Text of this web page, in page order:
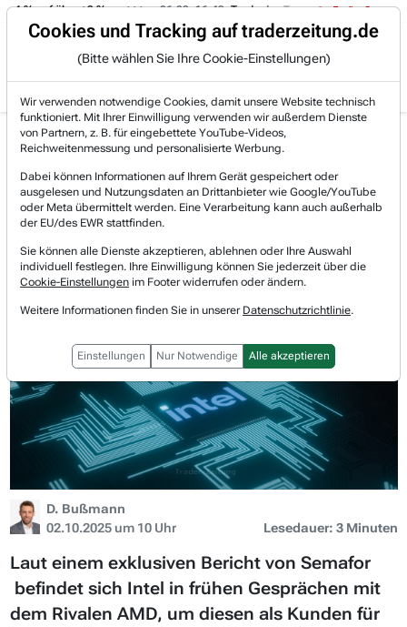
Trading-Room
% auf über +3 %. 06.08. 16:49 Trade des Tages 06.08.
Gratis Account Login
Jetzt registrieren und gratis Artikel lesen.
Bereits bei TraderFox registriert? Jetzt anmelden!
Home Börsen-Nachrichten
Hot-News
Annäherung der Rivalen: AMD erwägt Intel als Fer...
Intel Watchlist
Annäherung der Rivalen: AMD
erwägt Intel als Fertigungspartner
D. Bußmann
02.10.2025 um 10 Uhr
Lesedauer: 3 Minuten
Laut einem exklusiven Bericht von Semafor
befindet sich Intel in frühen Gesprächen mit
dem Rivalen AMD, um diesen als Kunden für
Cookies und Tracking auf traderzeitung.de
(Bitte wählen Sie Ihre Cookie-Einstellungen)
Wir verwenden notwendige Cookies, damit unsere Website technisch
funktioniert. Mit Ihrer Einwilligung verwenden wir außerdem Dienste
von Partnern, z. B. für eingebettete YouTube-Videos,
Reichweitenmessung und personalisierte Werbung.
Dabei können Informationen auf Ihrem Gerät gespeichert oder
ausgelesen und Nutzungsdaten an Drittanbieter wie Google/YouTube
oder Meta übermittelt werden. Eine Verarbeitung kann auch außerhalb
der EU/des EWR stattfinden.
Sie können alle Dienste akzeptieren, ablehnen oder Ihre Auswahl
individuell festlegen. Ihre Einwilligung können Sie jederzeit über die
Cookie-Einstellungen im Footer widerrufen oder ändern.
Weitere Informationen finden Sie in unserer Datenschutzrichtlinie.
Einstellungen Nur Notwendige Alle akzeptieren